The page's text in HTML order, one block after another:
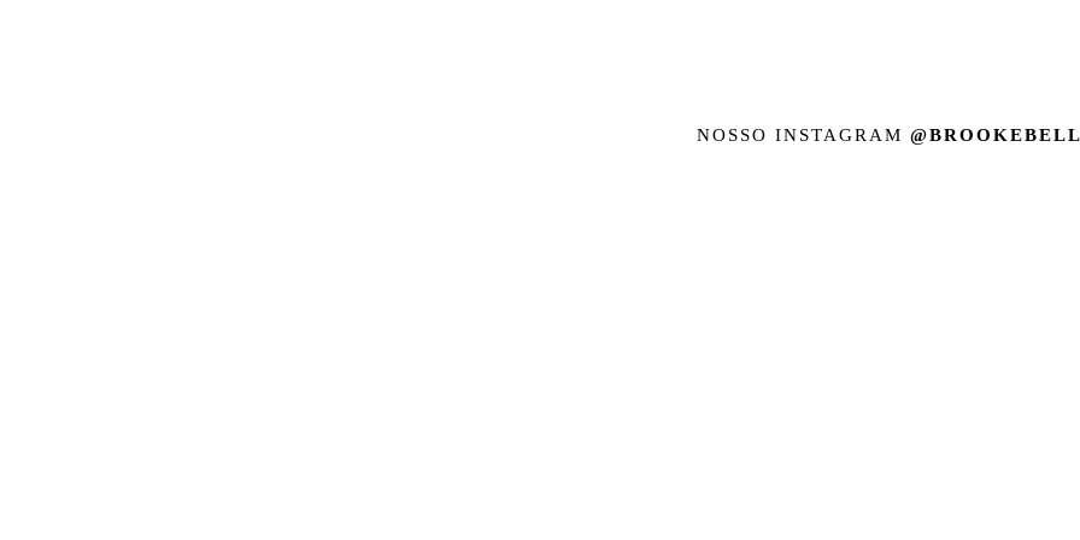
NOSSO INSTAGRAM